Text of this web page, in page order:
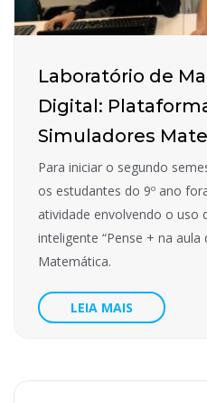
Laboratório de
Digital:
Simuladores
Para iniciar o segundo
os estudantes do 9º ano
atividade envolvendo o uso
inteligente “Pense + na
Matemática.
LEIA MAIS